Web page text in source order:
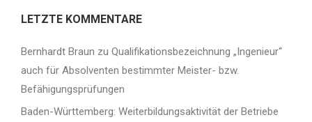
LETZTE KOMMENTARE
Bernhardt Braun zu Qualifikationsbezeichnung „Ingenieur“
auch für Absolventen bestimmter Meister- bzw.
Befähigungsprüfungen
Baden-Württemberg: Weiterbildungsaktivität der Betriebe